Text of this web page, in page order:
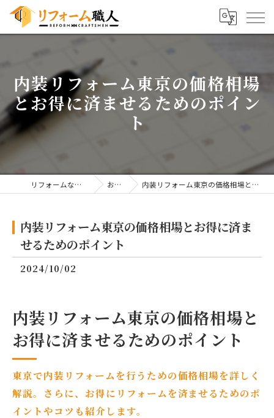
内装リフォーム東京の価格相場
とお得に済ませるためのポイン
ト
リフォームならリフォーム職人 お知らせ 内装リフォーム東京の価格相場とお得に済ませるためのポイント
内装リフォーム東京の価格相場とお得に済ま
せるためのポイント
2024/10/02
内装リフォーム東京の価格相場と
お得に済ませるためのポイント
東京で内装リフォームを行うための価格相場を詳しく
解説。さらに、お得にリフォームを済ませるためのポ
イントやコツも紹介します。